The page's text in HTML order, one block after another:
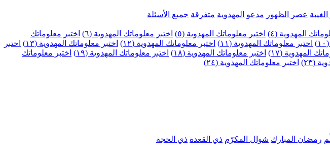
عصر الظهور مدعو المهدوية متفرقة جميع الأسئلة
المهدوية (٤) اختبر معلوماتك المهدوية (٥) اختبر معلوماتك المهدوية (٦)
اختبر معلوماتك
اختبر معلوماتك المهدوية (١١) اختبر معلوماتك المهدوية (١٢) اختبر معلوماتك المهدوية (١٣)
اختبر
المهدوية (١٧) اختبر معلوماتك المهدوية (١٨) اختبر معلوماتك المهدوية (١٩)
اختبر معلوماتك
(٢٣)
اختبر معلوماتك المهدوية (٢٤)
رمضان المبارك شوال المكرّم ذي القعدة ذي الحجة